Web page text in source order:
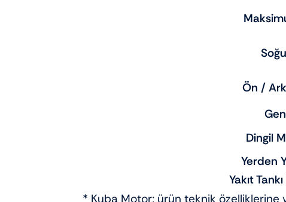
Ön /
Dingil
Yerden
Yakıt
* Kuba Motor; ürün teknik